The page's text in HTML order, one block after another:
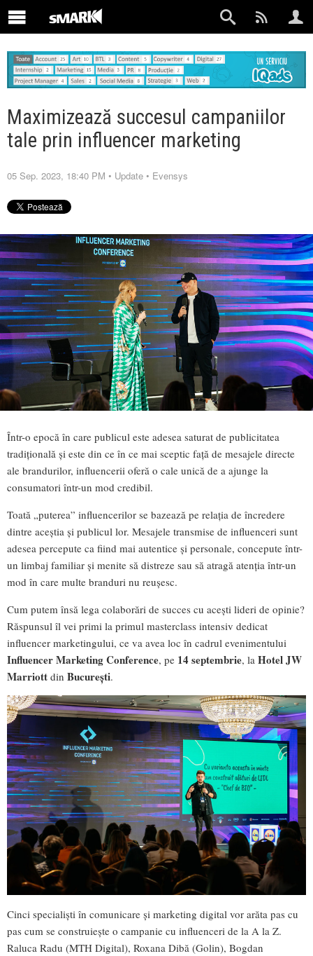
Maximizează succesul campaniilor
tale prin influencer marketing
05 Sep. 2023, 18:40 PM • Update • Evensys
Într-o epocă în care publicul este adesea saturat de publicitatea
tradițională și este din ce în ce mai sceptic față de mesajele directe
ale brandurilor, influencerii oferă o cale unică de a ajunge la
consumatori într-un mod credibil.
Toată „puterea” influencerilor se bazează pe relația de încredere
dintre aceștia și publicul lor. Mesajele transmise de influenceri sunt
adesea percepute ca fiind mai autentice și personale, concepute într-
un limbaj familiar și menite să distreze sau să atragă atenția într-un
mod în care multe branduri nu reușesc.
Cum putem însă lega colaborări de succes cu acești lideri de opinie?
Răspunsul îl vei primi la primul masterclass intensiv dedicat
influencer marketingului, ce va avea loc în cadrul evenimentului
Influencer Marketing Conference, pe 14 septembrie, la Hotel JW
Marriott din București.
Cinci specialiști în comunicare și marketing digital vor arăta pas cu
pas cum se construiește o campanie cu influenceri de la A la Z.
Raluca Radu (MTH Digital), Roxana Dibă (Golin), Bogdan